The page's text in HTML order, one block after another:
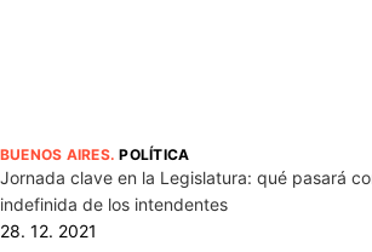
BUENOS AIRES.POLÍTICA
Jornada clave en la Legislatura: qué pasará
indefinida de los intendentes
28. 12. 2021